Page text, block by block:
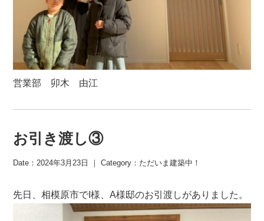
営業部 卯木 由江
お引き渡し③
Date：2024年3月23日 ｜ Category： ただいま建築中！
先日、相模原市でI様、A様邸のお引渡しがありました。